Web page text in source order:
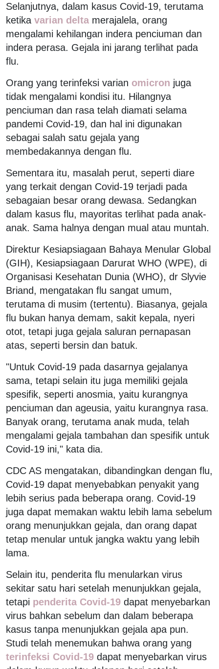
Selanjutnya, dalam kasus Covid-19, terutama
ketika varian delta merajalela, orang
mengalami kehilangan indera penciuman dan
indera perasa. Gejala ini jarang terlihat pada
flu.
Orang yang terinfeksi varian omicron juga
tidak mengalami kondisi itu. Hilangnya
penciuman dan rasa telah diamati selama
pandemi Covid-19, dan hal ini digunakan
sebagai salah satu gejala yang
membedakannya dengan flu.
Sementara itu, masalah perut, seperti diare
yang terkait dengan Covid-19 terjadi pada
sebagaian besar orang dewasa. Sedangkan
dalam kasus flu, mayoritas terlihat pada anak-
anak. Sama halnya dengan mual atau muntah.
Direktur Kesiapsiagaan Bahaya Menular Global
(GIH), Kesiapsiagaan Darurat WHO (WPE), di
Organisasi Kesehatan Dunia (WHO), dr Slyvie
Briand, mengatakan flu sangat umum,
terutama di musim (tertentu). Biasanya, gejala
flu bukan hanya demam, sakit kepala, nyeri
otot, tetapi juga gejala saluran pernapasan
atas, seperti bersin dan batuk.
"Untuk Covid-19 pada dasarnya gejalanya
sama, tetapi selain itu juga memiliki gejala
spesifik, seperti anosmia, yaitu kurangnya
penciuman dan ageusia, yaitu kurangnya rasa.
Banyak orang, terutama anak muda, telah
mengalami gejala tambahan dan spesifik untuk
Covid-19 ini," kata dia.
CDC AS mengatakan, dibandingkan dengan flu,
Covid-19 dapat menyebabkan penyakit yang
lebih serius pada beberapa orang. Covid-19
juga dapat memakan waktu lebih lama sebelum
orang menunjukkan gejala, dan orang dapat
tetap menular untuk jangka waktu yang lebih
lama.
Selain itu, penderita flu menularkan virus
sekitar satu hari setelah menunjukkan gejala,
tetapi penderita Covid-19 dapat menyebarkan
virus bahkan sebelum dan dalam beberapa
kasus tanpa menunjukkan gejala apa pun.
Studi telah menemukan bahwa orang yang
terinfeksi Covid-19 dapat menyebarkan virus